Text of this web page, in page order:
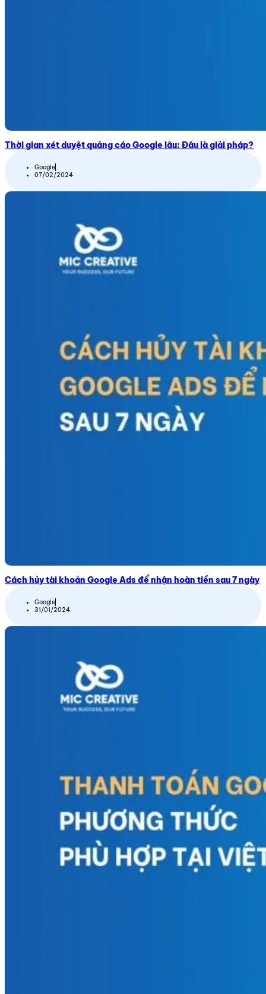
Thời gian xét duyệt quảng cáo Google lâu: Đâu là giải pháp?
Google
07/02/2024
Cách hủy tài khoản Google Ads để nhận hoàn tiền sau 7 ngày
Google
31/01/2024